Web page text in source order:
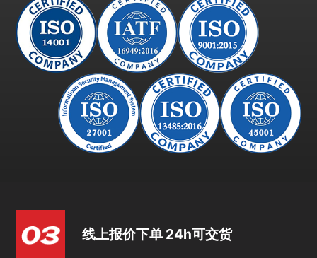
线上报价下单 24h可交货